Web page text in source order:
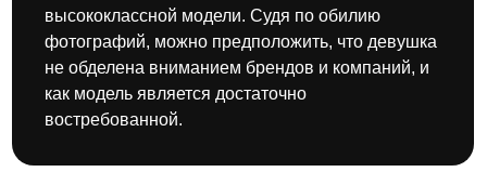
высококлассной модели. Судя по обилию
фотографий, можно предположить, что девушка
не обделена вниманием брендов и компаний, и
как модель является достаточно
востребованной.